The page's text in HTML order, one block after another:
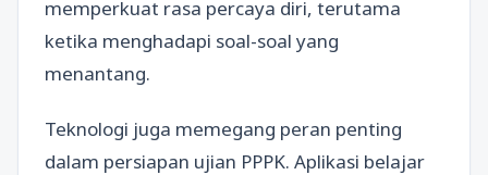
memperkuat rasa percaya diri, terutama
ketika menghadapi soal-soal yang
menantang.
Teknologi juga memegang peran penting
dalam persiapan ujian PPPK. Aplikasi belajar